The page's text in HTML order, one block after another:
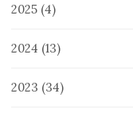
2025 (4)
2024 (13)
2023 (34)